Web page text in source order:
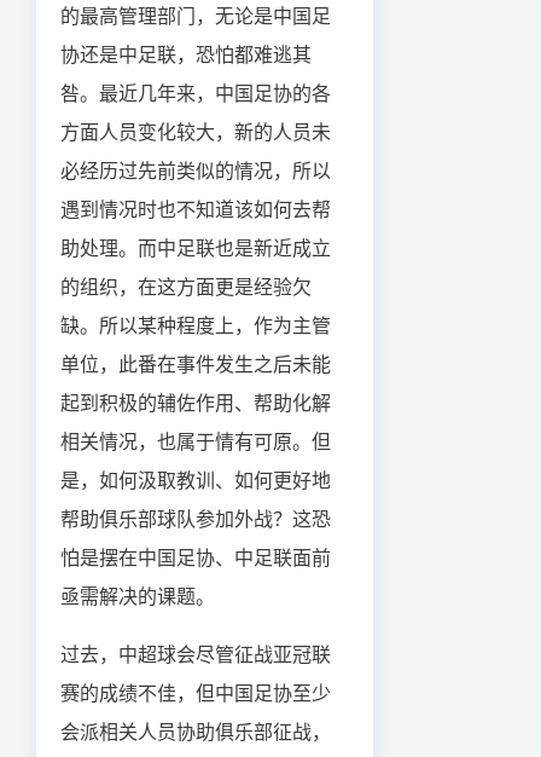
的最高管理部门，无论是中国足
协还是中足联，恐怕都难逃其
咎。最近几年来，中国足协的各
方面人员变化较大，新的人员未
必经历过先前类似的情况，所以
遇到情况时也不知道该如何去帮
助处理。而中足联也是新近成立
的组织，在这方面更是经验欠
缺。所以某种程度上，作为主管
单位，此番在事件发生之后未能
起到积极的辅佐作用、帮助化解
相关情况，也属于情有可原。但
是，如何汲取教训、如何更好地
帮助俱乐部球队参加外战？这恐
怕是摆在中国足协、中足联面前
亟需解决的课题。
过去，中超球会尽管征战亚冠联
赛的成绩不佳，但中国足协至少
会派相关人员协助俱乐部征战，